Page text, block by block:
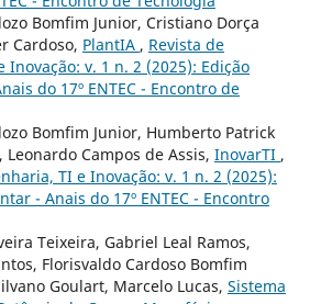
Bomfim Junior, Cristiano Dorça
Cardoso, PlantIA , Revista de
Inovação: v. 1 n. 2 (2025): Edição
do 17º ENTEC - Encontro de
Bomfim Junior, Humberto Patrick
Leonardo Campos de Assis, InovarTI ,
TI e Inovação: v. 1 n. 2 (2025):
- Anais do 17º ENTEC - Encontro
Teixeira, Gabriel Leal Ramos,
Florisvaldo Cardoso Bomfim
Goulart, Marcelo Lucas, Sistema